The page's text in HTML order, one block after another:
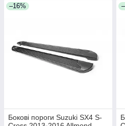
–16%
Бокові пороги Suzuki SX4 S-